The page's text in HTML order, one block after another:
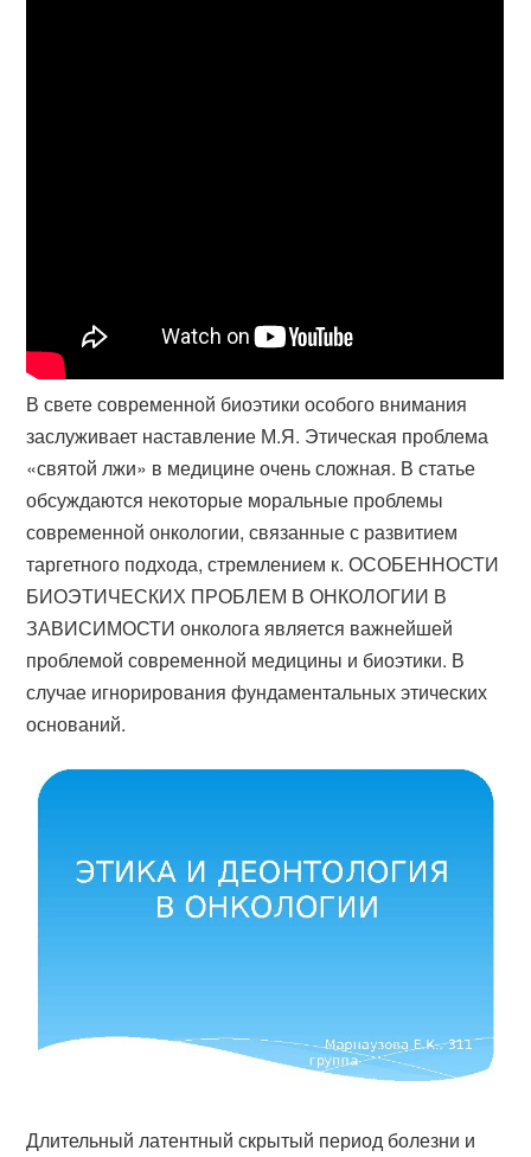
В свете современной биоэтики особого внимания
заслуживает наставление М.Я. Этическая проблема
«святой лжи» в медицине очень сложная. В статье
обсуждаются некоторые моральные проблемы
современной онкологии, связанные с развитием
таргетного подхода, стремлением к. ОСОБЕННОСТИ
БИОЭТИЧЕСКИХ ПРОБЛЕМ В ОНКОЛОГИИ В
ЗАВИСИМОСТИ онколога является важнейшей
проблемой современной медицины и биоэтики. В
случае игнорирования фундаментальных этических
оснований.
Длительный латентный скрытый период болезни и